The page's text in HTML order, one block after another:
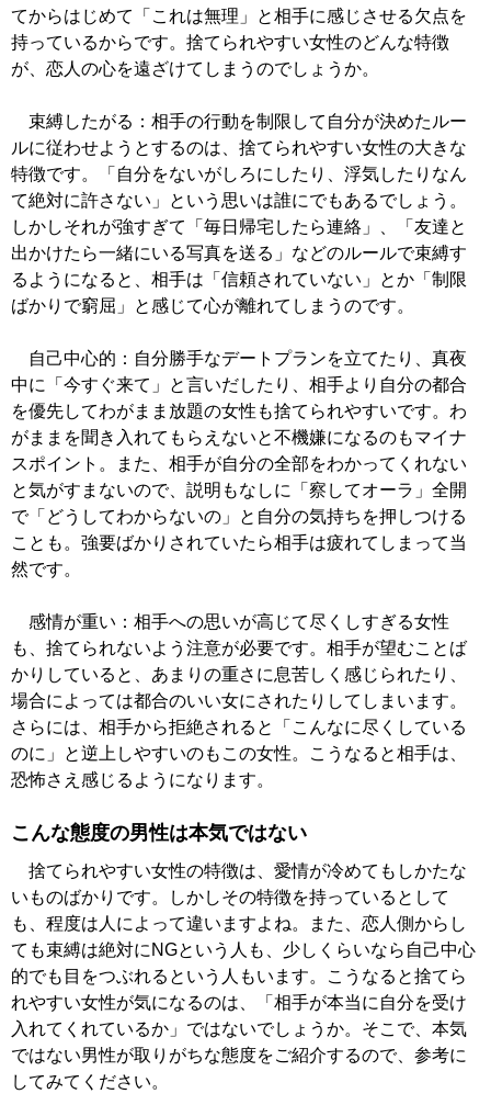
てからはじめて「これは無理」と相手に感じさせる欠点を
持っているからです。捨てられやすい女性のどんな特徴
が、恋人の心を遠ざけてしまうのでしょうか。
束縛したがる：相手の行動を制限して自分が決めたルー
ルに従わせようとするのは、捨てられやすい女性の大きな
特徴です。「自分をないがしろにしたり、浮気したりなん
て絶対に許さない」という思いは誰にでもあるでしょう。
しかしそれが強すぎて「毎日帰宅したら連絡」、「友達と
出かけたら一緒にいる写真を送る」などのルールで束縛す
るようになると、相手は「信頼されていない」とか「制限
ばかりで窮屈」と感じて心が離れてしまうのです。
自己中心的：自分勝手なデートプランを立てたり、真夜
中に「今すぐ来て」と言いだしたり、相手より自分の都合
を優先してわがまま放題の女性も捨てられやすいです。わ
がままを聞き入れてもらえないと不機嫌になるのもマイナ
スポイント。また、相手が自分の全部をわかってくれない
と気がすまないので、説明もなしに「察してオーラ」全開
で「どうしてわからないの」と自分の気持ちを押しつける
ことも。強要ばかりされていたら相手は疲れてしまって当
然です。
感情が重い：相手への思いが高じて尽くしすぎる女性
も、捨てられないよう注意が必要です。相手が望むことば
かりしていると、あまりの重さに息苦しく感じられたり、
場合によっては都合のいい女にされたりしてしまいます。
さらには、相手から拒絶されると「こんなに尽くしている
のに」と逆上しやすいのもこの女性。こうなると相手は、
恐怖さえ感じるようになります。
こんな態度の男性は本気ではない
捨てられやすい女性の特徴は、愛情が冷めてもしかたな
いものばかりです。しかしその特徴を持っているとして
も、程度は人によって違いますよね。また、恋人側からし
ても束縛は絶対にNGという人も、少しくらいなら自己中心
的でも目をつぶれるという人もいます。こうなると捨てら
れやすい女性が気になるのは、「相手が本当に自分を受け
入れてくれているか」ではないでしょうか。そこで、本気
ではない男性が取りがちな態度をご紹介するので、参考に
してみてください。